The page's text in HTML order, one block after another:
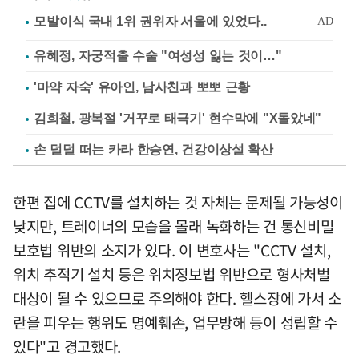
유혜정, 자궁적출 수술 "여성성 잃는 것이…"
'마약 자숙' 유아인, 남사친과 뽀뽀 근황
김희철, 광복절 '거꾸로 태극기' 현수막에 "X돌았네"
손 덜덜 떠는 카라 한승연, 건강이상설 확산
한편 집에 CCTV를 설치하는 것 자체는 문제될 가능성이
낮지만, 트레이너의 모습을 몰래 녹화하는 건 통신비밀
보호법 위반의 소지가 있다. 이 변호사는 "CCTV 설치,
위치 추적기 설치 등은 위치정보법 위반으로 형사처벌
대상이 될 수 있으므로 주의해야 한다. 헬스장에 가서 소
란을 피우는 행위도 명예훼손, 업무방해 등이 성립할 수
있다"고 경고했다.